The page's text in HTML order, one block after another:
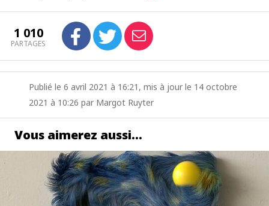
1 010
PARTAGES
Publié le 6 avril 2021 à 16:21, mis à jour le 14 octobre
2021 à 10:26 par Margot Ruyter
Vous aimerez aussi…